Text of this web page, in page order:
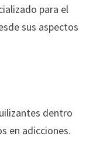
para el
sus aspectos
dentro
en adicciones.